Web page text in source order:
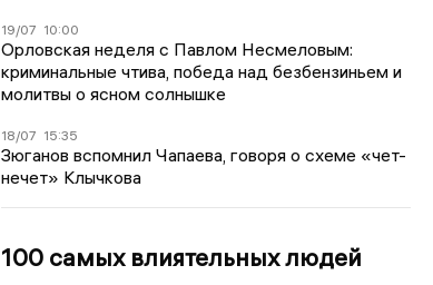
19/07 10:00
Орловская неделя с Павлом Несмеловым:
криминальные чтива, победа над безбензиньем и
молитвы о ясном солнышке
18/07 15:35
Зюганов вспомнил Чапаева, говоря о схеме «чет-
нечет» Клычкова
100 самых влиятельных людей